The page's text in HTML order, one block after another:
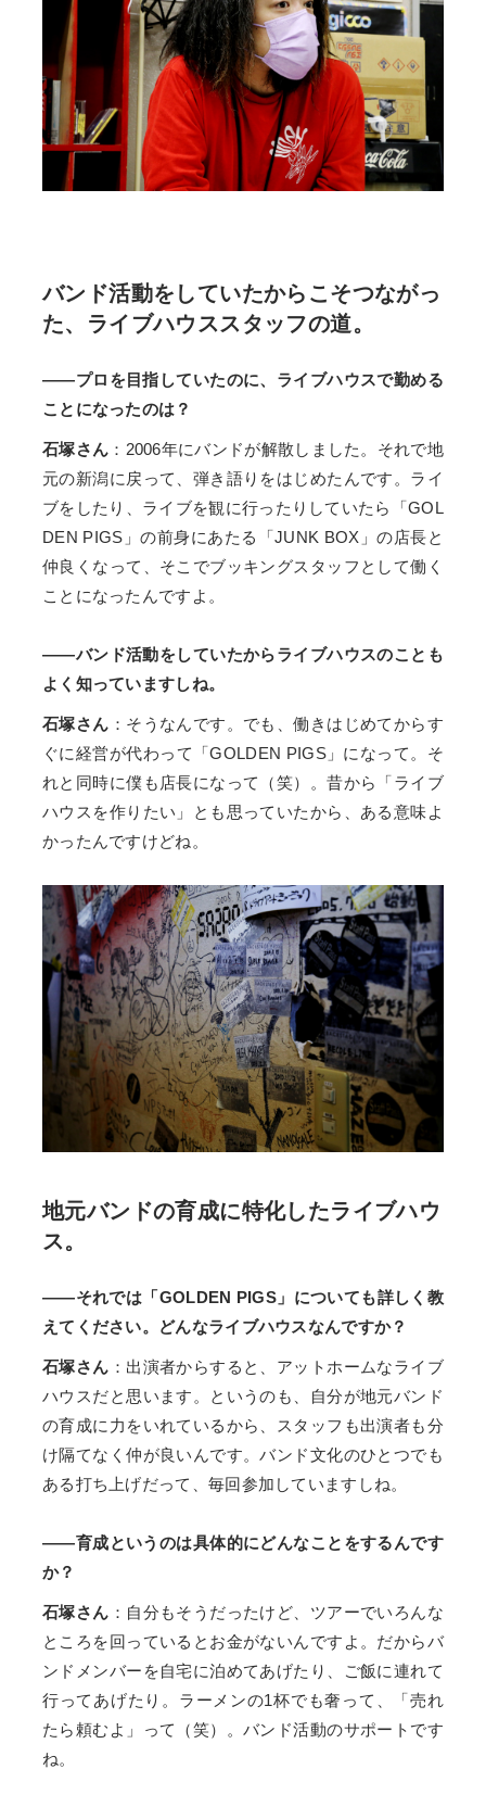
バンド活動をしていたからこそつながっ
た、ライブハウススタッフの道。
――プロを目指していたのに、ライブハウスで勤める
ことになったのは？
石塚さん ：2006年にバンドが解散しました。それで地
元の新潟に戻って、弾き語りをはじめたんです。ライ
ブをしたり、ライブを観に行ったりしていたら「GOL
DEN PIGS」の前身にあたる「JUNK BOX」の店長と
仲良くなって、そこでブッキングスタッフとして働く
ことになったんですよ。
――バンド活動をしていたからライブハウスのことも
よく知っていますしね。
石塚さん ：そうなんです。でも、働きはじめてからす
ぐに経営が代わって「GOLDEN PIGS」になって。そ
れと同時に僕も店長になって（笑）。昔から「ライブ
ハウスを作りたい」とも思っていたから、ある意味よ
かったんですけどね。
地元バンドの育成に特化したライブハウ
ス。
――それでは「GOLDEN PIGS」についても詳しく教
えてください。どんなライブハウスなんですか？
石塚さん ：出演者からすると、アットホームなライブ
ハウスだと思います。というのも、自分が地元バンド
の育成に力をいれているから、スタッフも出演者も分
け隔てなく仲が良いんです。バンド文化のひとつでも
ある打ち上げだって、毎回参加していますしね。
――育成というのは具体的にどんなことをするんです
か？
石塚さん ：自分もそうだったけど、ツアーでいろんな
ところを回っているとお金がないんですよ。だからバ
ンドメンバーを自宅に泊めてあげたり、ご飯に連れて
行ってあげたり。ラーメンの1杯でも奢って、「売れ
たら頼むよ」って（笑）。バンド活動のサポートです
ね。